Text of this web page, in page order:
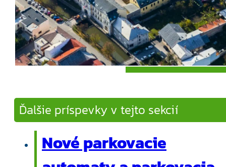
Ďalšie príspevky v tejto sekcií
Nové parkovacie